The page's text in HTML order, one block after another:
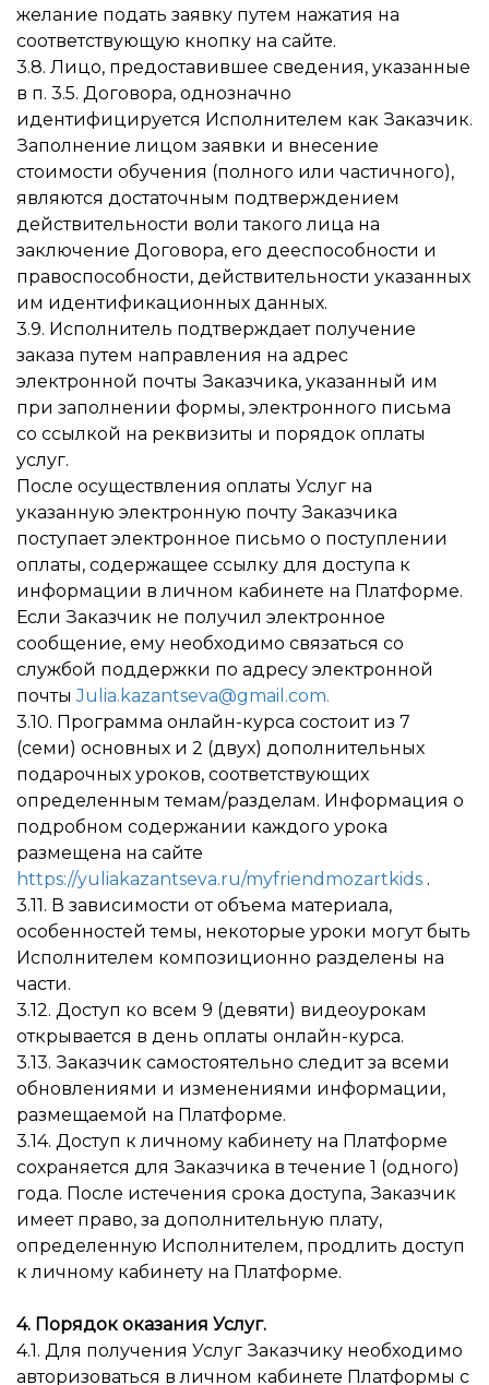
желание подать заявку путем нажатия на
соответствующую кнопку на сайте.
3.8. Лицо, предоставившее сведения, указанные
в п. 3.5. Договора, однозначно
идентифицируется Исполнителем как Заказчик.
Заполнение лицом заявки и внесение
стоимости обучения (полного или частичного),
являются достаточным подтверждением
действительности воли такого лица на
заключение Договора, его дееспособности и
правоспособности, действительности указанных
им идентификационных данных.
3.9. Исполнитель подтверждает получение
заказа путем направления на адрес
электронной почты Заказчика, указанный им
при заполнении формы, электронного письма
со ссылкой на реквизиты и порядок оплаты
услуг.
После осуществления оплаты Услуг на
указанную электронную почту Заказчика
поступает электронное письмо о поступлении
оплаты, содержащее ссылку для доступа к
информации в личном кабинете на Платформе.
Если Заказчик не получил электронное
сообщение, ему необходимо связаться со
службой поддержки по адресу электронной
почтыJulia.kazantseva@gmail.com.
3.10. Программа онлайн-курса состоит из 7
(семи) основных и 2 (двух) дополнительных
подарочных уроков, соответствующих
определенным темам/разделам. Информация о
подробном содержании каждого урока
размещена на сайте
https://yuliakazantseva.ru/myfriendmozartkids .
3.11. В зависимости от объема материала,
особенностей темы, некоторые уроки могут быть
Исполнителем композиционно разделены на
части.
3.12. Доступ ко всем 9 (девяти) видеоурокам
открывается в день оплаты онлайн-курса.
3.13. Заказчик самостоятельно следит за всеми
обновлениями и изменениями информации,
размещаемой на Платформе.
3.14. Доступ к личному кабинету на Платформе
сохраняется для Заказчика в течение 1 (одного)
года. После истечения срока доступа, Заказчик
имеет право, за дополнительную плату,
определенную Исполнителем, продлить доступ
к личному кабинету на Платформе.
4. Порядок оказания Услуг.
4.1. Для получения Услуг Заказчику необходимо
авторизоваться в личном кабинете Платформы с